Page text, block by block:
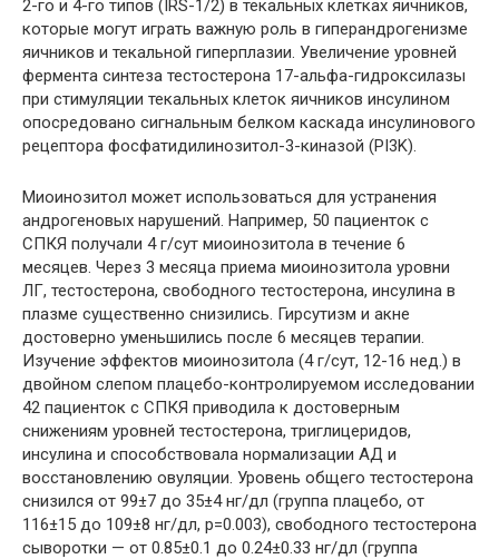
2-го и 4-го типов (IRS-1/2) в текальных клетках яичников,
которые могут играть важную роль в гиперандрогенизме
яичников и текальной гиперплазии. Увеличение уровней
фермента синтеза тестостерона 17-альфа-гидроксилазы
при стимуляции текальных клеток яичников инсулином
опосредовано сигнальным белком каскада инсулинового
рецептора фосфатидилинозитол-3-киназой (PI3K).
Миоинозитол может использоваться для устранения
андрогеновых нарушений. Например, 50 пациенток с
СПКЯ получали 4 г/сут миоинозитола в течение 6
месяцев. Через 3 месяца приема миоинозитола уровни
ЛГ, тестостерона, свободного тестостерона, инсулина в
плазме существенно снизились. Гирсутизм и акне
достоверно уменьшились после 6 месяцев терапии.
Изучение эффектов миоинозитола (4 г/сут, 12-16 нед.) в
двойном слепом плацебо-контролируемом исследовании
42 пациенток с СПКЯ приводила к достоверным
снижениям уровней тестостерона, триглицеридов,
инсулина и способствовала нормализации АД и
восстановлению овуляции. Уровень общего тестостерона
снизился от 99±7 до 35±4 нг/дл (группа плацебо, от
116±15 до 109±8 нг/дл, p=0.003), свободного тестостерона
сыворотки — от 0.85±0.1 до 0.24±0.33 нг/дл (группа